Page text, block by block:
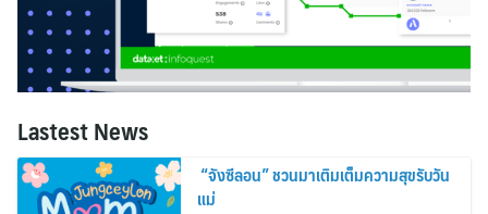
Lastest News
“จังซีลอน” ชวนมาเติมเต็มความสุขรับวัน
แม่